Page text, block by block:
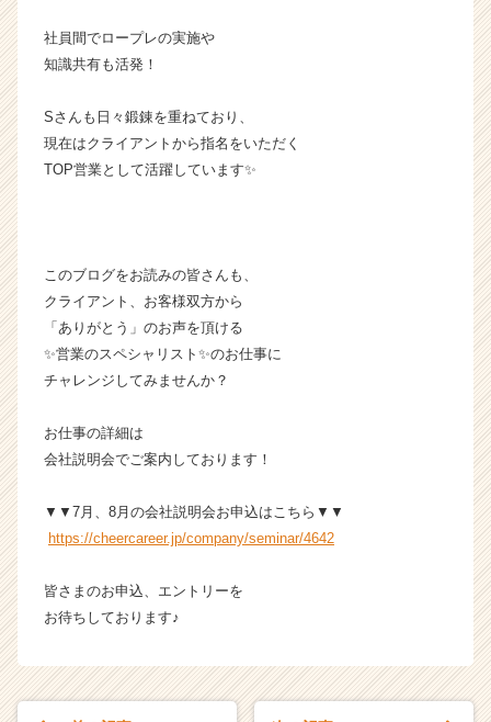
社員間でロープレの実施や
知識共有も活発！
Sさんも日々鍛錬を重ねており、
現在はクライアントから指名をいただく
TOP営業として活躍しています✨
このブログをお読みの皆さんも、
クライアント、お客様双方から
「ありがとう」のお声を頂ける
✨営業のスペシャリスト✨のお仕事に
チャレンジしてみませんか？
お仕事の詳細は
会社説明会でご案内しております！
▼▼7月、8月の会社説明会お申込はこちら▼▼
https://cheercareer.jp/company/seminar/4642
皆さまのお申込、エントリーを
お待ちしております♪